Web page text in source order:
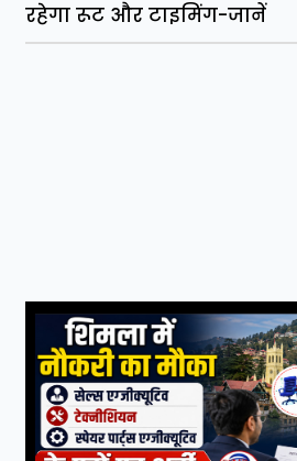
रहेगा रूट और टाइमिंग-जानें